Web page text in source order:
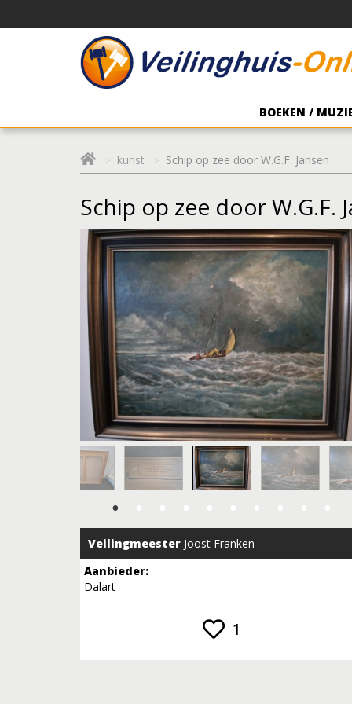
BOEKEN /
kunst Schip op zee door W.G.F. Jansen
Schip op zee door W.G.F.
Veilingmeester Joost Franken
Aanbieder:
Dalart
1